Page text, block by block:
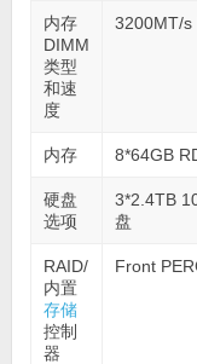
内存
DIMM
类型
和速
度
3200MT/s
内存 8*64GB
硬盘
选项
3*2.4TB
盘
RAID/
内置
存储
控制
器
Front